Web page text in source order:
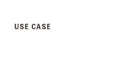
USE CASE